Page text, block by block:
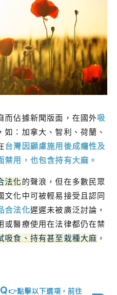
而佔據新聞版面，在國外吸
如：加拿大、智利、荷蘭、
台灣因顧慮施用後成癮性及
用，也包含持有大麻。
法化的聲浪，但在多數民眾
文化中可被輕易接受且認同
合法化遲遲未被廣泛討論，
或醫療使用在法律都仍在禁
吸食、持有甚至栽種大麻 ，
👉點擊以下選項，前往